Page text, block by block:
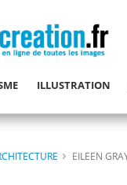
ILLUSTRATION
EILEEN